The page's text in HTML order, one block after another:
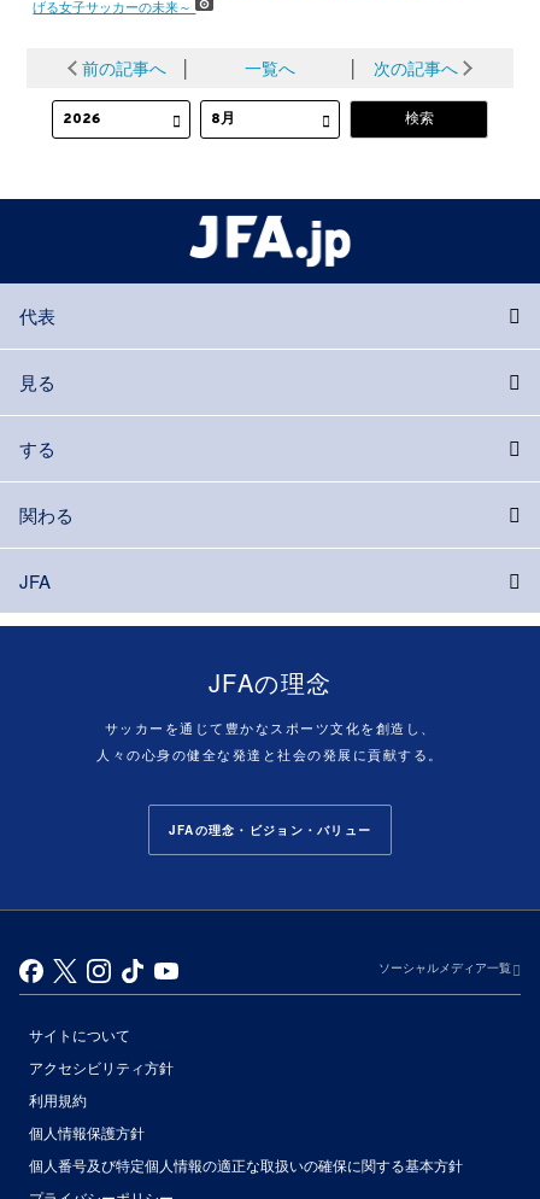
げる女子サッカーの未来～
前の記事へ │ 一覧へ │ 次の記事へ
代表
見る
する
関わる
JFA
JFAの理念
サッカーを通じて豊かなスポーツ文化を創造し、
人々の心身の健全な発達と社会の発展に貢献する。
JFAの理念・ビジョン・バリュー
ソーシャルメディア一覧
サイトについて
アクセシビリティ方針
利用規約
個人情報保護方針
個人番号及び特定個人情報の適正な取扱いの確保に関する基本方針